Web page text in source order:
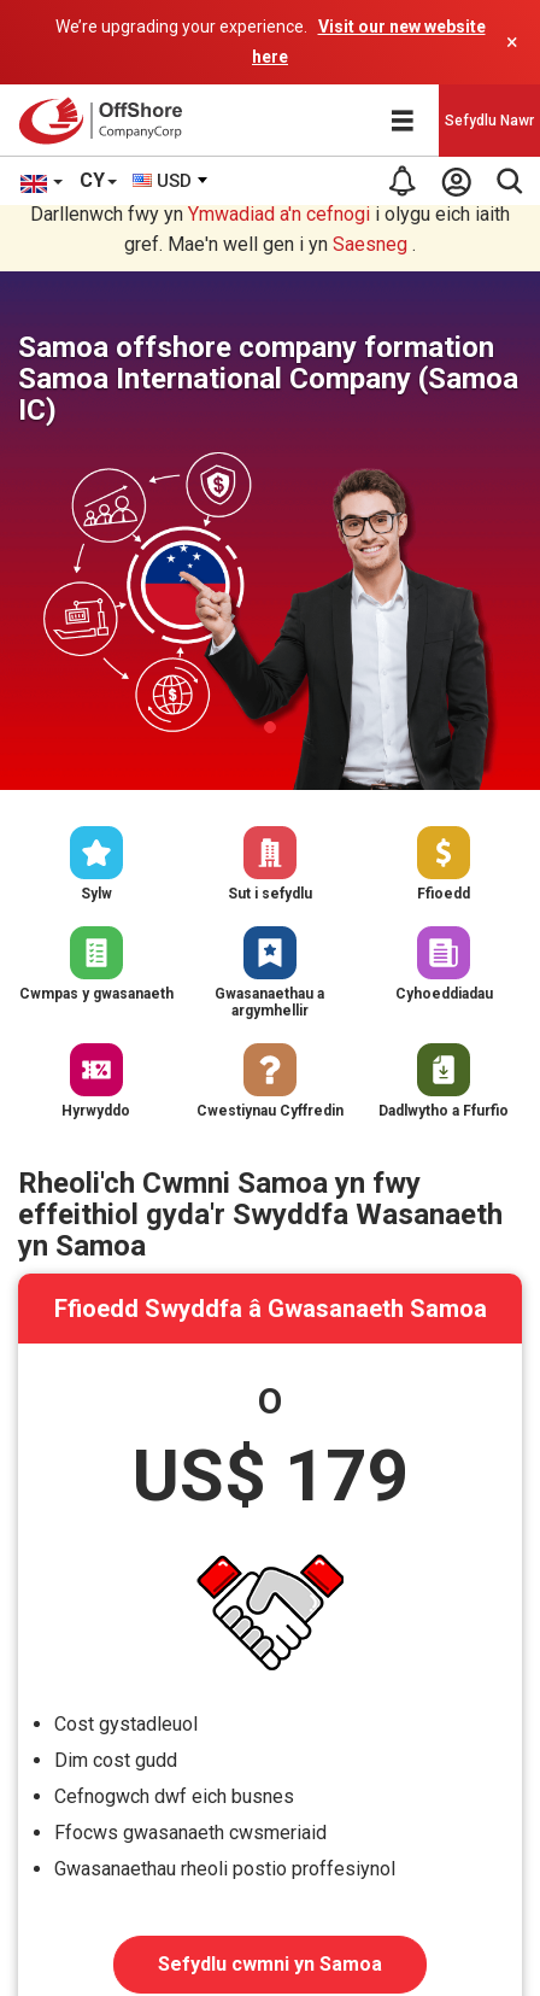
We’re upgrading your experience.
Visit our new website
here
×
CY USD
Sefydlu Nawr
Rydych chi'n darllen yn Welsh cyfieithu gan raglen AI.
Darllenwch fwy yn Ymwadiad a'n cefnogi i olygu eich iaith
gref. Mae'n well gen i yn Saesneg .
Samoa offshore company formation
Samoa International Company (Samoa
IC)
Sylw Sut i sefydlu Ffioedd
Cwmpas y gwasanaeth
Gwasanaethau a
argymhellir
Cyhoeddiadau
Hyrwyddo Cwestiynau Cyffredin Dadlwytho a Ffurfio
Rheoli'ch Cwmni Samoa yn fwy
effeithiol gyda'r Swyddfa Wasanaeth
yn Samoa
Ffioedd Swyddfa â Gwasanaeth Samoa
O
US$ 179
Cost gystadleuol
Dim cost gudd
Cefnogwch dwf eich busnes
Ffocws gwasanaeth cwsmeriaid
Gwasanaethau rheoli postio proffesiynol
Sefydlu cwmni yn Samoa